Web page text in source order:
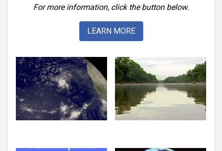
For more information, click the button below.
LEARN MORE